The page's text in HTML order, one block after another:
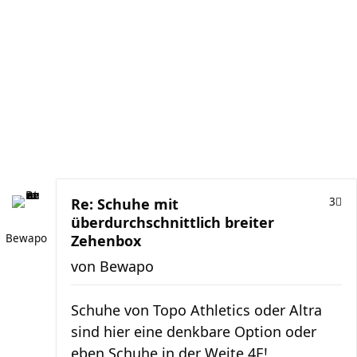
Bewapo
Re: Schuhe mit
überdurchschnittlich breiter
Zehenbox
3
von Bewapo
Schuhe von Topo Athletics oder Altra
sind hier eine denkbare Option oder
eben Schuhe in der Weite 4E!